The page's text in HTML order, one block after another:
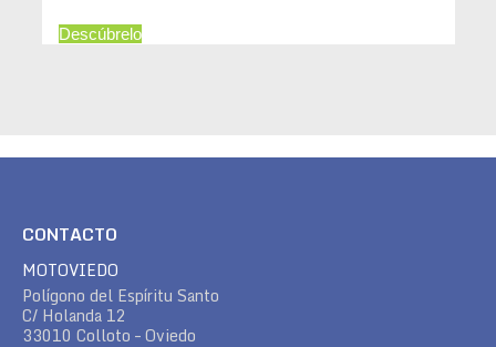
Descúbrelo
CONTACTO
MOTOVIEDO
Polígono del Espíritu Santo
C/ Holanda 12
33010 Colloto – Oviedo